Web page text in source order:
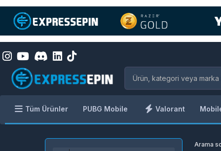
Tüm Ürünler PUBG Mobile Valorant
Arama